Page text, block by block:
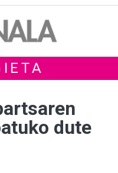
dute